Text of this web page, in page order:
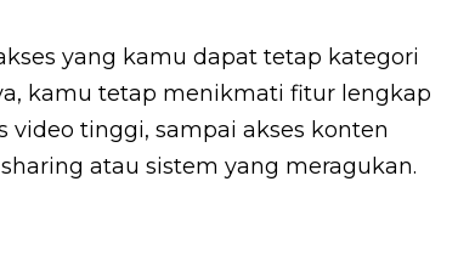
yang kamu dapat tetap kategori
kamu tetap menikmati fitur lengkap
video tinggi, sampai akses konten
atau sistem yang meragukan.